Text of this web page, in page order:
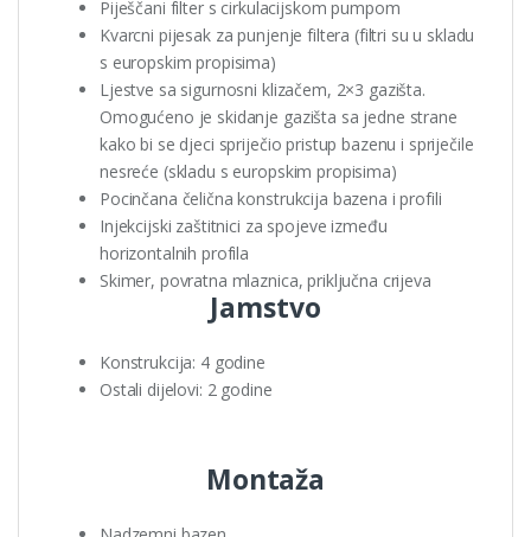
Piješčani filter s cirkulacijskom pumpom
Kvarcni pijesak za punjenje filtera (filtri su u skladu
s europskim propisima)
Ljestve sa sigurnosni klizačem, 2×3 gazišta.
Omogućeno je skidanje gazišta sa jedne strane
kako bi se djeci spriječio pristup bazenu i spriječile
nesreće (skladu s europskim propisima)
Pocinčana čelična konstrukcija bazena i profili
Injekcijski zaštitnici za spojeve između
horizontalnih profila
Skimer, povratna mlaznica, priključna crijeva
Jamstvo
Konstrukcija: 4 godine
Ostali dijelovi: 2 godine
Montaža